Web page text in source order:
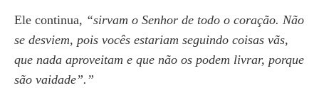
Ele continua, “sirvam o Senhor de todo o coração. Não
se desviem, pois vocês estariam seguindo coisas vãs,
que nada aproveitam e que não os podem livrar, porque
são vaidade”.”